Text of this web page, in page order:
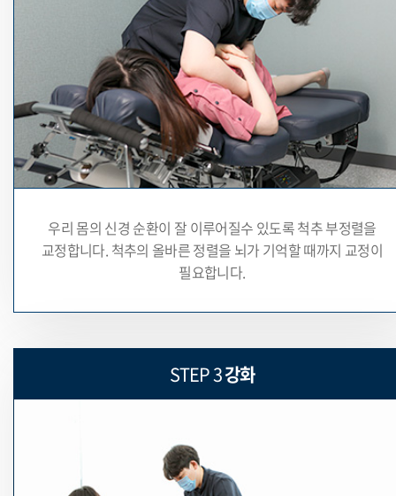
우리 몸의 신경 순환이 잘 이루어질수 있도록척추 부정렬을
교정합니다. 척추의 올바른 정렬을 뇌가 기억할 때까지 교정이
필요합니다.
STEP 3강화